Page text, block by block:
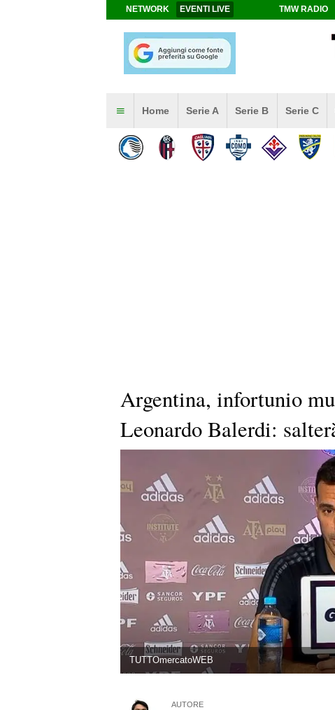
NETWORK EVENTI LIVE TMW RADIO
Home Serie A Serie B Serie C
Argentina, infortunio
Leonardo Balerdi:
TUTTOmercatoWEB
AUTORE